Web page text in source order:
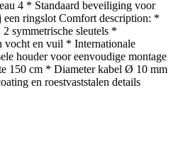
4 * Standaard beveiliging voor
ringslot Comfort description: *
symmetrische sleutels *
vocht en vuil * Internationale
houder voor eenvoudige montage
150 cm * Diameter kabel Ø 10 mm
en roestvaststalen details